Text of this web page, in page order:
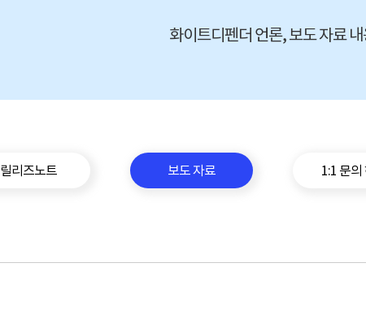
화이트디펜더 언론, 보도 자료
릴리즈노트 보도 자료 1:1 문의